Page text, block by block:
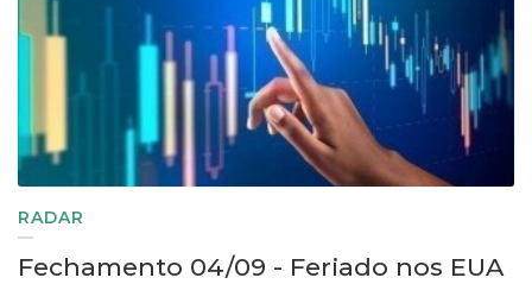
RADAR
Fechamento 04/09 - Feriado nos EUA